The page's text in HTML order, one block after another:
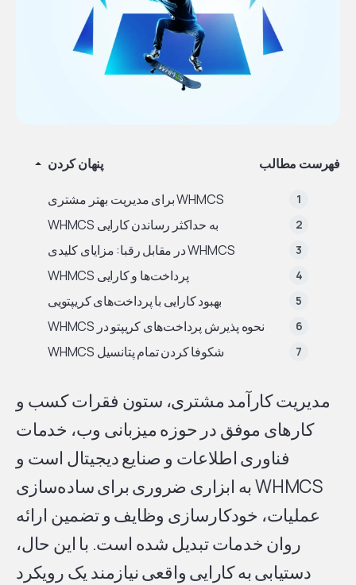
فهرست مطالب پنهان کردن
WHMCS برای مدیریت بهتر مشتری
به حداکثر رساندن کارایی WHMCS
WHMCS در مقابل رقبا: مزایای کلیدی
پرداخت‌ها و کارایی WHMCS
بهبود کارایی با پرداخت‌های کریپتویی
نحوه پذیرش پرداخت‌های کریپتو در WHMCS
شکوفا کردن تمام پتانسیل WHMCS
مدیریت کارآمد مشتری، ستون فقرات کسب و
کارهای موفق در حوزه میزبانی وب، خدمات
فناوری اطلاعات و صنایع دیجیتال است و
WHMCS به ابزاری ضروری برای ساده‌سازی
عملیات، خودکارسازی وظایف و تضمین ارائه
روان خدمات تبدیل شده است. با این حال،
دستیابی به کارایی واقعی نیازمند یک رویکرد